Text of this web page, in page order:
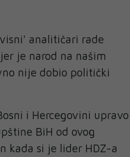
analitičari rade
je narod na našim
nije dobio politički
i Hercegovini upravo
BiH od ovog
kada si je lider HDZ-a